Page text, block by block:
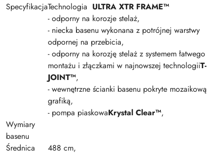
SpecyfikacjaTechnologia ULTRA XTR FRAME™
- odporny na korozje stelaż,
- niecka basenu wykonana z potrójnej warstwy
odpornej na przebicia,
- odporny na korozję stelaż z systemem łatwego
montażu i złączkami w najnowszej technologiiT-
JOINT™,
- wewnętrzne ścianki basenu pokryte mozaikową
grafiką,
- pompa piaskowaKrystal Clear™,
Wymiary
basenu
Średnica
488 cm,